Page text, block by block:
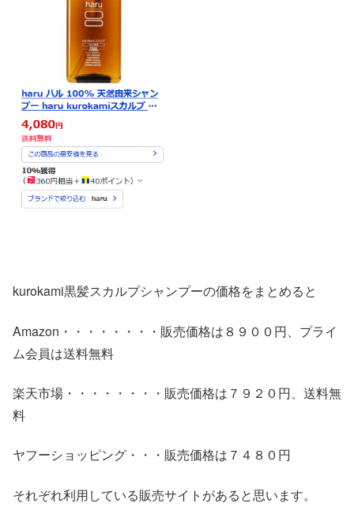
kurokami黒髪スカルプシャンプーの価格をまとめると
Amazon・・・・・・・・販売価格は８９００円、プライ
ム会員は送料無料
楽天市場・・・・・・・・販売価格は７９２０円、送料無
料
ヤフーショッピング・・・販売価格は７４８０円
それぞれ利用している販売サイトがあると思います。